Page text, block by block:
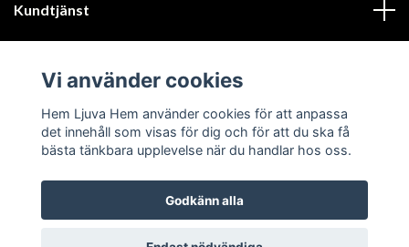
Kundtjänst
Sociala medier
© 2026 Hem Ljuva Hem
Vi använder cookies
Hem Ljuva Hem använder cookies för att anpassa
det innehåll som visas för dig och för att du ska få
bästa tänkbara upplevelse när du handlar hos oss.
Godkänn alla